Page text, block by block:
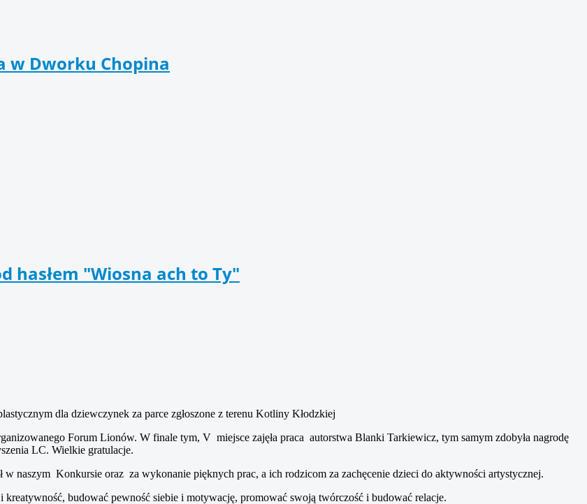
w Dworku Chopina
hasłem "Wiosna ach to Ty"
dla dziewczynek za parce zgłoszone z terenu Kotliny Kłodzkiej
Forum Lionów. W finale tym, V miejsce zajęła praca autorstwa Blanki Tarkiewicz, tym samym zdobyła nagrodę
LC. Wielkie gratulacje.
naszym Konkursie oraz za wykonanie pięknych prac, a ich rodzicom za zachęcenie dzieci do aktywności artystycznej.
budować pewność siebie i motywację, promować swoją twórczość i budować relacje.